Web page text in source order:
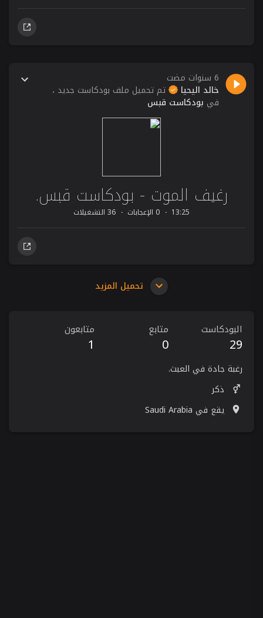
6 سنوات مضت
خالد اليحيا تم تحميل ملف بودكاست جديد ،
في بودكاست قبس
رغيف الموت - بودكاست قبس.
13:25 0 الإعجابات 36 التشغيلات
تحميل المزيد
متابعون
1
متابع
0
البودكاست
29
رغبة جادة في العبث.
ذكر
يقع في Saudi Arabia